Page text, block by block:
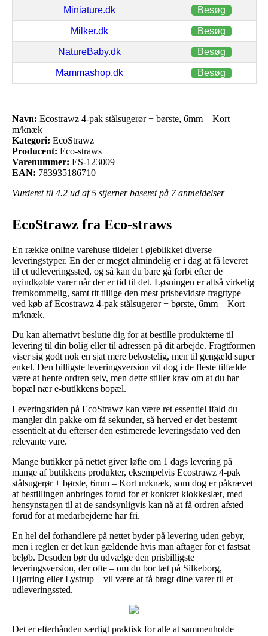
Miniature.dk Besøg
Milker.dk Besøg
NatureBaby.dk Besøg
Mammashop.dk Besøg
Navn: Ecostrawz 4-pak stålsugerør + børste, 6mm – Kort
m/knæk
Kategori: EcoStrawz
Producent: Eco-straws
Varenummer: ES-123009
EAN: 783935186710
Vurderet til 4.2 ud af 5 stjerner baseret på 7anmeldelser
EcoStrawz fra Eco-straws
En række online varehuse tildeler i øjeblikket diverse
leveringstyper. En der er meget almindelig er i dag at få leveret
til et udleveringssted, og så kan du bare gå forbi efter de
nyindkøbte varer når der er tid til det. Løsningen er altså virkelig
fremkommelig, samt tit tillige den mest prisbevidste fragttype
ved køb af Ecostrawz 4-pak stålsugerør + børste, 6mm – Kort
m/knæk.
Du kan alternativt beslutte dig for at bestille produkterne til
levering til din bolig eller til adressen på dit arbejde. Fragtformen
viser sig godt nok en sjat mere bekostelig, men til gengæld super
enkel. Den billigste leveringsversion vil dog i de fleste tilfælde
være at hente ordren selv, men dette stiller krav om at du har
bopæl nær e-butikkens bopæl.
Leveringstiden på EcoStrawz kan være ret essentiel ifald du
mangler din pakke om få sekunder, så herved er det bestemt
essentielt at du efterser den estimerede leveringsdato ved den
relevante vare.
Mange butikker på nettet giver løfte om 1 dags levering på
mange af butikkens produkter, eksempelvis Ecostrawz 4-pak
stålsugerør + børste, 6mm – Kort m/knæk, som dog er påkrævet
at bestillingen anbringes forud for et konkret klokkeslæt, med
hensynstagen til at de sandsynligvis kan nå at få ordren afsted
forud for at medarbejderne har fri.
En hel del forhandlere på nettet byder på levering uden gebyr,
men i reglen er det kun gældende hvis man aftager for et fastsat
beløb. Desuden bør du udvælge den prisbilligste
leveringsversion, der ofte – om du bor tæt på Silkeborg,
Hjørring eller Lystrup – vil være at få bragt dine varer til et
udleveringssted.
Det er efterhånden særligt praktisk for alle at sammenholde